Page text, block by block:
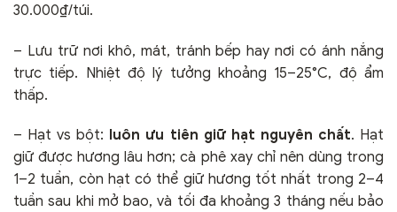
30.000₫/túi.
– Lưu trữ nơi khô, mát, tránh bếp hay nơi có ánh nắng
trực tiếp. Nhiệt độ lý tưởng khoảng 15–25°C, độ ẩm
thấp.
– Hạt vs bột: luôn ưu tiên giữ hạt nguyên chất. Hạt
giữ được hương lâu hơn; cà phê xay chỉ nên dùng trong
1–2 tuần, còn hạt có thể giữ hương tốt nhất trong 2–4
tuần sau khi mở bao, và tối đa khoảng 3 tháng nếu bảo